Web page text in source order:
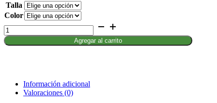
precios:
desde
$99.99
$104.99
Talla
Color
Faja
de
alta
Agregar al carrito
Información adicional
Valoraciones (0)